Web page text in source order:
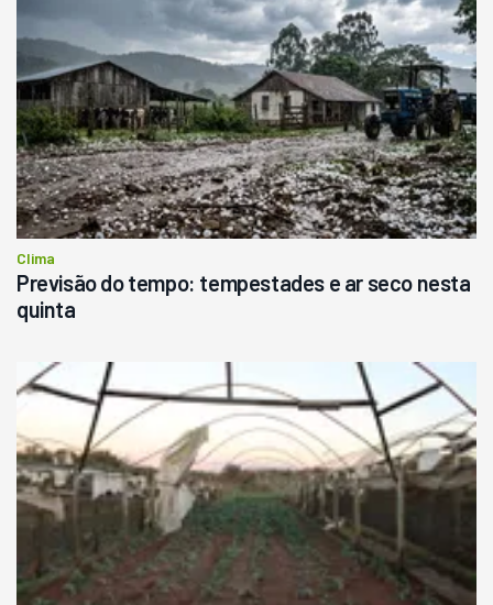
Clima
Previsão do tempo: tempestades e ar seco nesta
quinta